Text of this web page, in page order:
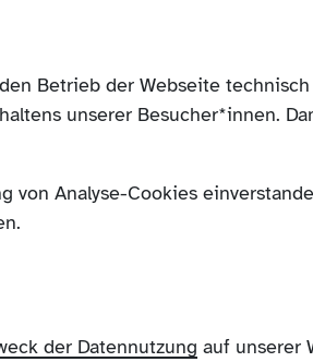
Betrieb der Webseite
unserer Besucher*innen.
von Analyse-Cookies
der Datennutzung auf unserer